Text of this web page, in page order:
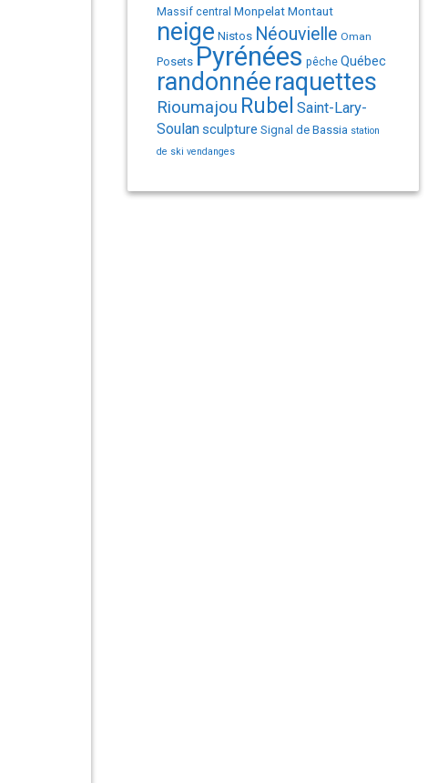
Massif central MonpelatMontaut
neige Nistos Néouvielle Oman
Posets Pyrénées pêche Québec
randonnéeraquettes
Rioumajou Rubel Saint-Lary-
Soulansculpture Signal de Bassia station
de ski vendanges